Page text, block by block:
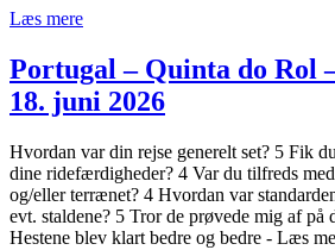
Læs mere
Portugal – Quinta do Rol
18. juni 2026
Hvordan var din rejse generelt set? 5 Fik
dine ridefærdigheder? 4 Var du tilfreds
og/eller terrænet? 4 Hvordan var
evt. staldene? 5 Tror de prøvede mig af på
Hestene blev klart bedre og bedre - Læs